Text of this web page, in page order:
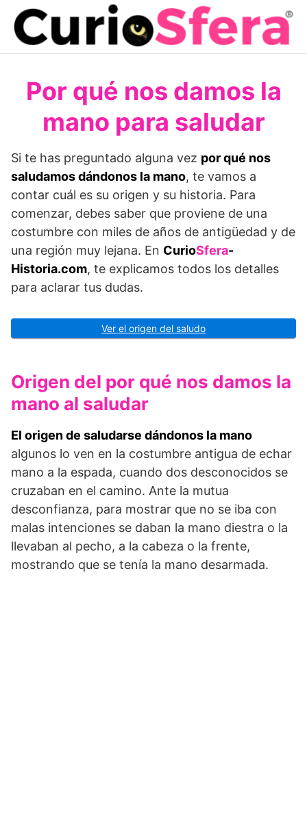
Saltar
contenido
Por qué nos damos la
mano para saludar
Si te has preguntado alguna vez por qué nos
saludamos dándonos la mano, te vamos a
contar cuál es su origen y su historia. Para
comenzar, debes saber que proviene de una
costumbre con miles de años de antigüedad y de
una región muy lejana. En CurioSfera-
Historia.com, te explicamos todos los detalles
para aclarar tus dudas.
Ver el origen del saludo
Origen del por qué nos damos la
mano al saludar
El origen de saludarse dándonos la mano
algunos lo ven en la costumbre antigua de echar
mano a la espada, cuando dos desconocidos se
cruzaban en el camino. Ante la mutua
desconfianza, para mostrar que no se iba con
malas intenciones se daban la mano diestra o la
llevaban al pecho, a la cabeza o la frente,
mostrando que se tenía la mano desarmada.